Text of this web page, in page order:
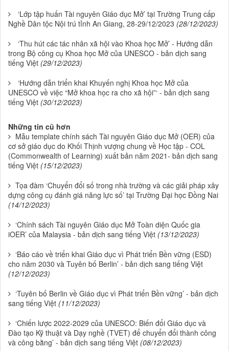
‘Lớp tập huấn Tài nguyên Giáo dục Mở’ tại Trường Trung cấp
Nghề Dân tộc Nội trú tỉnh An Giang, 28-29/12/2023 (28/12/2023)
‘Thu hút các tác nhân xã hội vào Khoa học Mở’ - Hướng dẫn
trong Bộ công cụ Khoa học Mở của UNESCO - bản dịch sang
tiếng Việt (29/12/2023)
‘Hướng dẫn triển khai Khuyến nghị Khoa học Mở của
UNESCO về việc “Mở khoa học ra cho xã hội”‘ - bản dịch sang
tiếng Việt (30/12/2023)
Những tin cũ hơn
Mẫu template chính sách Tài nguyên Giáo dục Mở (OER) của
cơ sở giáo dục do Khối Thịnh vượng chung về Học tập - COL
(Commonwealth of Learning) xuất bản năm 2021- bản dịch sang
tiếng Việt (15/12/2023)
Tọa đàm ‘Chuyển đổi số trong nhà trường và các giải pháp xây
dựng công cụ đánh giá năng lực số’ tại Trường Đại học Đồng Nai
(14/12/2023)
‘Chính sách Tài nguyên Giáo dục Mở Toàn diện Quốc gia
iOER’ của Malaysia - bản dịch sang tiếng Việt (13/12/2023)
‘Báo cáo về triển khai Giáo dục vì Phát triển Bền vững (ESD)
cho năm 2030 và Tuyên bố Berlin’ - bản dịch sang tiếng Việt
(12/12/2023)
‘Tuyên bố Berlin về Giáo dục vì Phát triển Bền vững’ - bản dịch
sang tiếng Việt (11/12/2023)
‘Chiến lược 2022-2029 của UNESCO: Biến đổi Giáo dục và
Đào tạo Kỹ thuật và Dạy nghề (TVET) để chuyển đổi thành công
và công bằng’ - bản dịch sang tiếng Việt (08/12/2023)